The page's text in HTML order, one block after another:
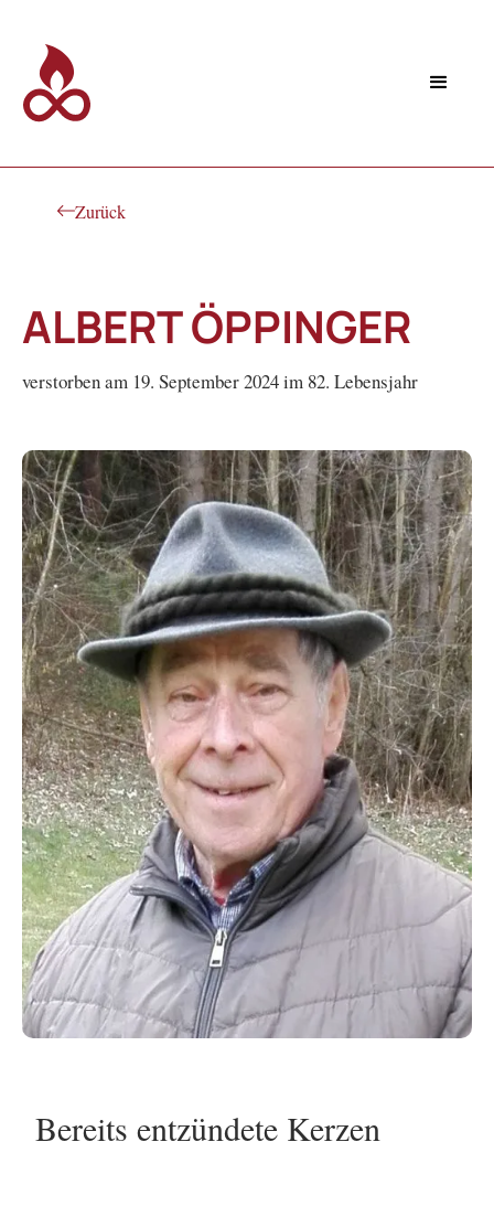
Zurück
ALBERT ÖPPINGER
verstorben am 19. September 2024 im 82. Lebensjahr
Bereits entzündete Kerzen